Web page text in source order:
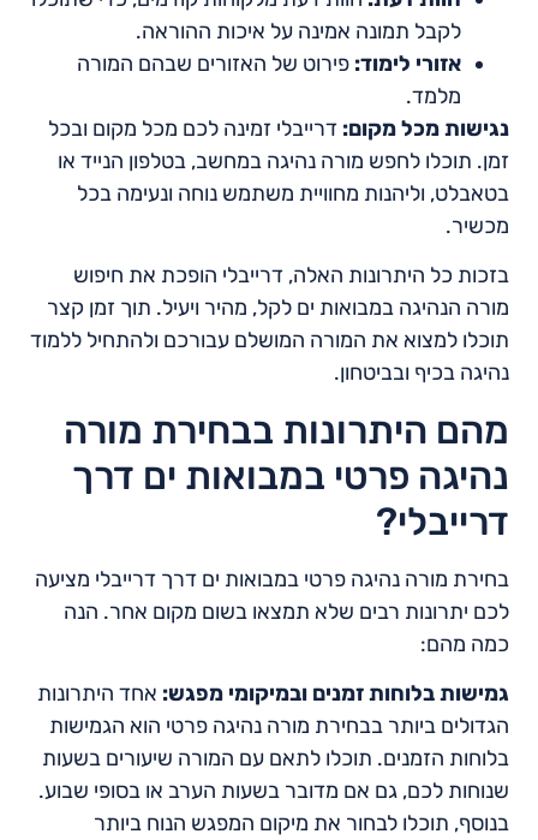
לקבל תמונה אמינה על איכות ההוראה.
אזורי לימוד: פירוט של האזורים שבהם המורה
מלמד.
נגישות מכל מקום: דרייבלי זמינה לכם מכל מקום ובכל
זמן. תוכלו לחפש מורה נהיגה במחשב, בטלפון הנייד או
בטאבלט, וליהנות מחוויית משתמש נוחה ונעימה בכל
מכשיר.
בזכות כל היתרונות האלה, דרייבלי הופכת את חיפוש
מורה הנהיגה במבואות ים לקל, מהיר ויעיל. תוך זמן קצר
תוכלו למצוא את המורה המושלם עבורכם ולהתחיל ללמוד
נהיגה בכיף ובביטחון.
מהם היתרונות בבחירת מורה
נהיגה פרטי במבואות ים דרך
דרייבלי?
בחירת מורה נהיגה פרטי במבואות ים דרך דרייבלי מציעה
לכם יתרונות רבים שלא תמצאו בשום מקום אחר. הנה
כמה מהם:
גמישות בלוחות זמנים ובמיקומי מפגש: אחד היתרונות
הגדולים ביותר בבחירת מורה נהיגה פרטי הוא הגמישות
בלוחות הזמנים. תוכלו לתאם עם המורה שיעורים בשעות
שנוחות לכם, גם אם מדובר בשעות הערב או בסופי שבוע.
בנוסף, תוכלו לבחור את מיקום המפגש הנוח ביותר